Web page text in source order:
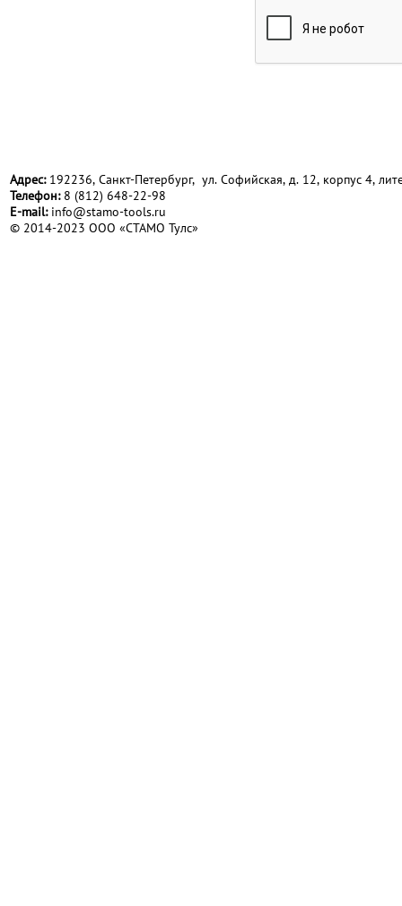
Адрес:192236, Санкт-Петербург, ул. Софийская, д. 12, корпус 4,
Телефон:8 (812) 648-22-98
Е-mail: info@stamo-tools.ru
© 2014-2023 ООО «СТАМО Тулс»